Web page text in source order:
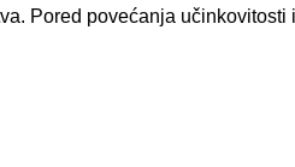
Pored povećanja